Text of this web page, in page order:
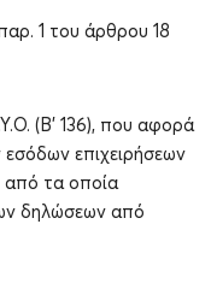
1 του άρθρου 18
(Β’ 136), που αφορά
επιχειρήσεων
από τα οποία
δηλώσεων από